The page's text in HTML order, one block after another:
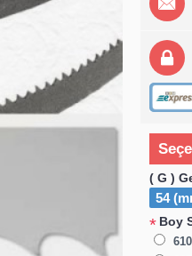
( G )
54
* Boy